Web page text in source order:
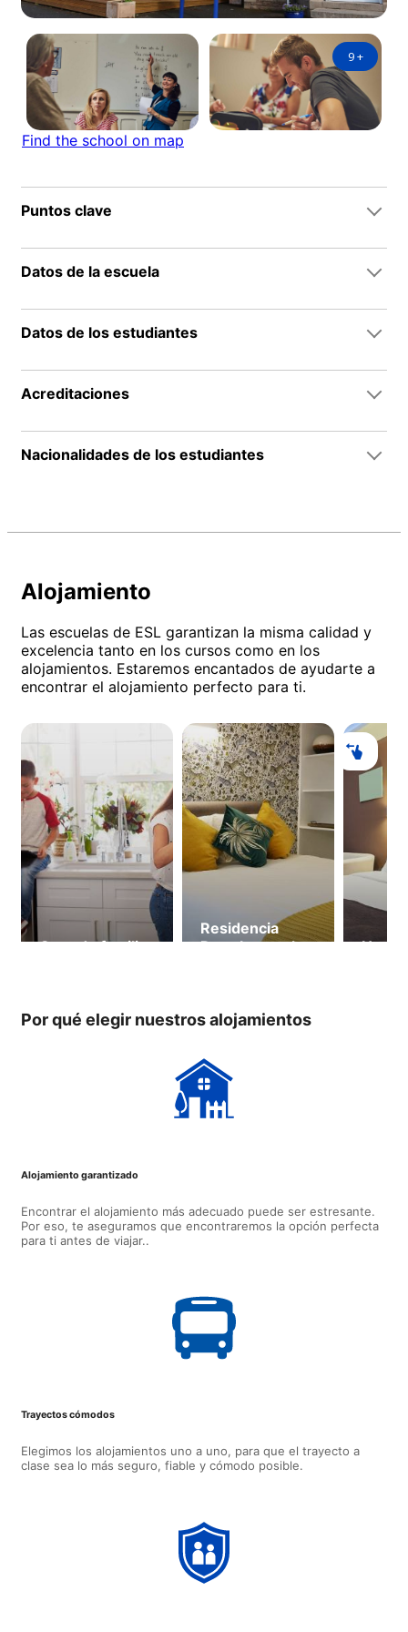
9+
Find the school on map
Puntos clave
Datos de la escuela
Datos de los estudiantes
Acreditaciones
Nacionalidades de los estudiantes
Alojamiento
Las escuelas de ESL garantizan la misma calidad y
excelencia tanto en los cursos como en los
alojamientos. Estaremos encantados de ayudarte a
encontrar el alojamiento perfecto para ti.
Casa de familia
Residencia
Peterborough
Hotel
Por qué elegir nuestros alojamientos
Alojamiento garantizado
Encontrar el alojamiento más adecuado puede ser estresante.
Por eso, te aseguramos que encontraremos la opción perfecta
para ti antes de viajar..
Trayectos cómodos
Elegimos los alojamientos uno a uno, para que el trayecto a
clase sea lo más seguro, fiable y cómodo posible.